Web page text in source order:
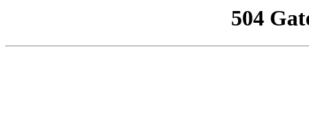
504